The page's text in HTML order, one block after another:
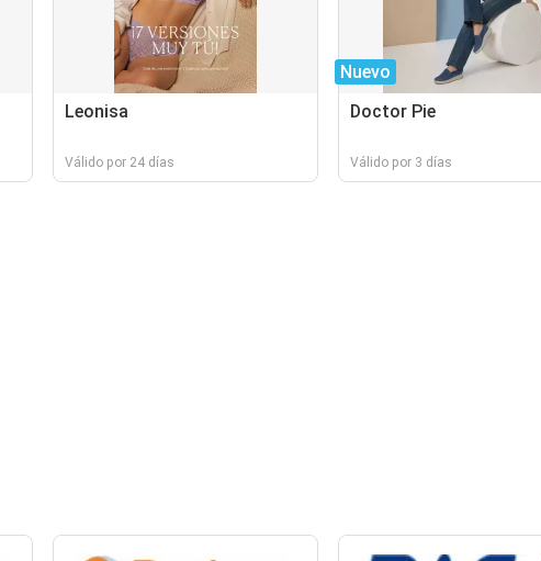
Leonisa
Válido por 24 días
Nuevo
Doctor Pie
Válido por 3 días